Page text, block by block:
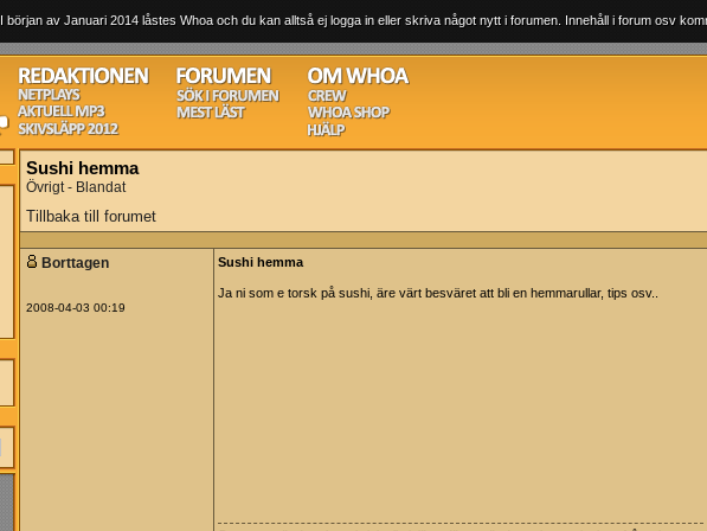
I början av Januari 2014 låstes Whoa och du kan alltså ej logga in eller skriva något nytt i forumen. Innehåll i forum osv
Sushi hemma
Övrigt - Blandat
Tillbaka till forumet
Borttagen
2008-04-03 00:19
Sushi hemma
Ja ni som e torsk på sushi, äre värt besväret att bli en hemmarullar, tips osv..